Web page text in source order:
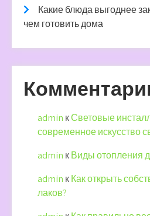
Какие блюда выгоднее
чем готовить дома
admin кСветовые
современное искусство
admin кВиды отопления
admin кКак открыть
лаков?